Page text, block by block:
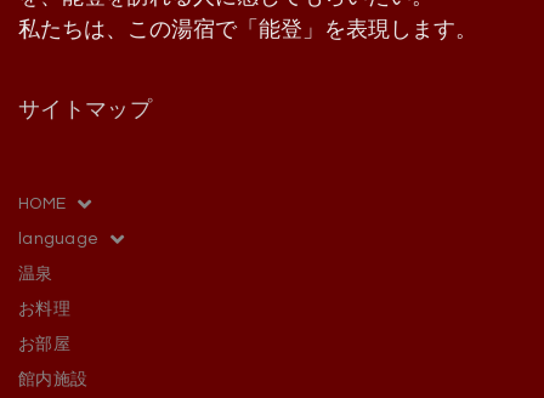
私たちは、この湯宿で「能登」を表現します。
サイトマップ
HOME
language
温泉
お料理
お部屋
館内施設